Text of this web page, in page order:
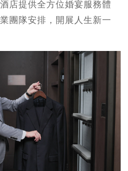
店提供全方位婚宴服務體
團隊安排，開展人生新一